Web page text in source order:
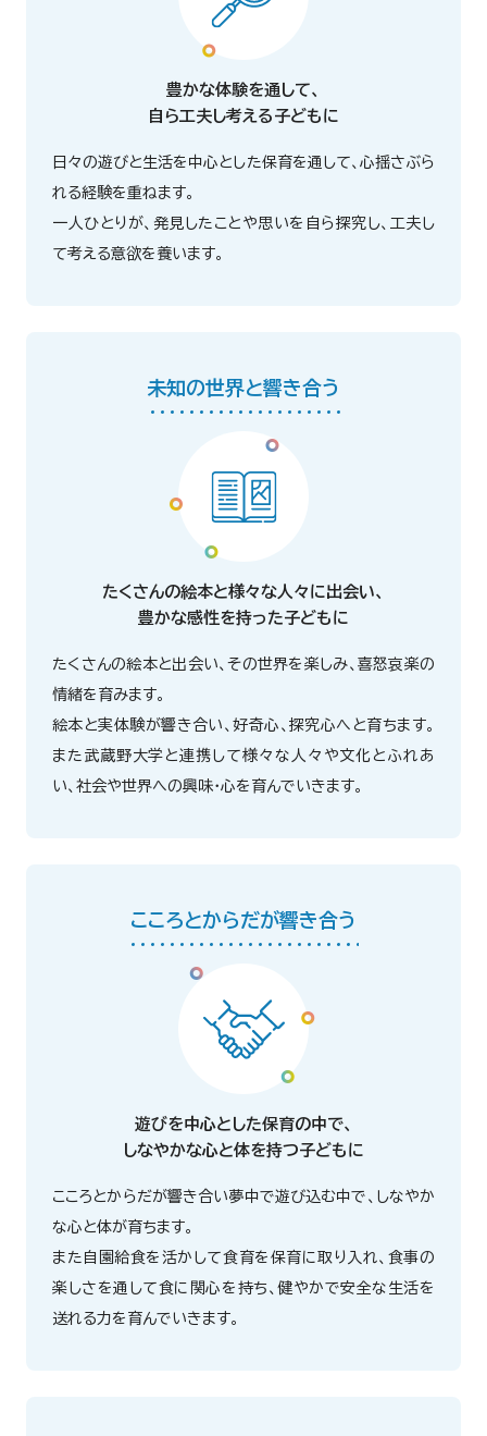
豊かな体験を通して、
自ら工夫し考える子どもに
日々の遊びと生活を中心とした保育を通して、心揺さぶら
れる経験を重ねます。
一人ひとりが、発見したことや思いを自ら探究し、工夫し
て考える意欲を養います。
未知の世界と響き合う
たくさんの絵本と様々な人々に出会い、
豊かな感性を持った子どもに
たくさんの絵本と出会い、その世界を楽しみ、喜怒哀楽の
情緒を育みます。
絵本と実体験が響き合い、好奇心、探究心へと育ちます。
また武蔵野大学と連携して様々な人々や文化とふれあ
い、社会や世界への興味・心を育んでいきます。
こころとからだが響き合う
遊びを中心とした保育の中で、
しなやかな心と体を持つ子どもに
こころとからだが響き合い夢中で遊び込む中で、しなやか
な心と体が育ちます。
また自園給食を活かして食育を保育に取り入れ、食事の
楽しさを通して食に関心を持ち、健やかで安全な生活を
送れる力を育んでいきます。